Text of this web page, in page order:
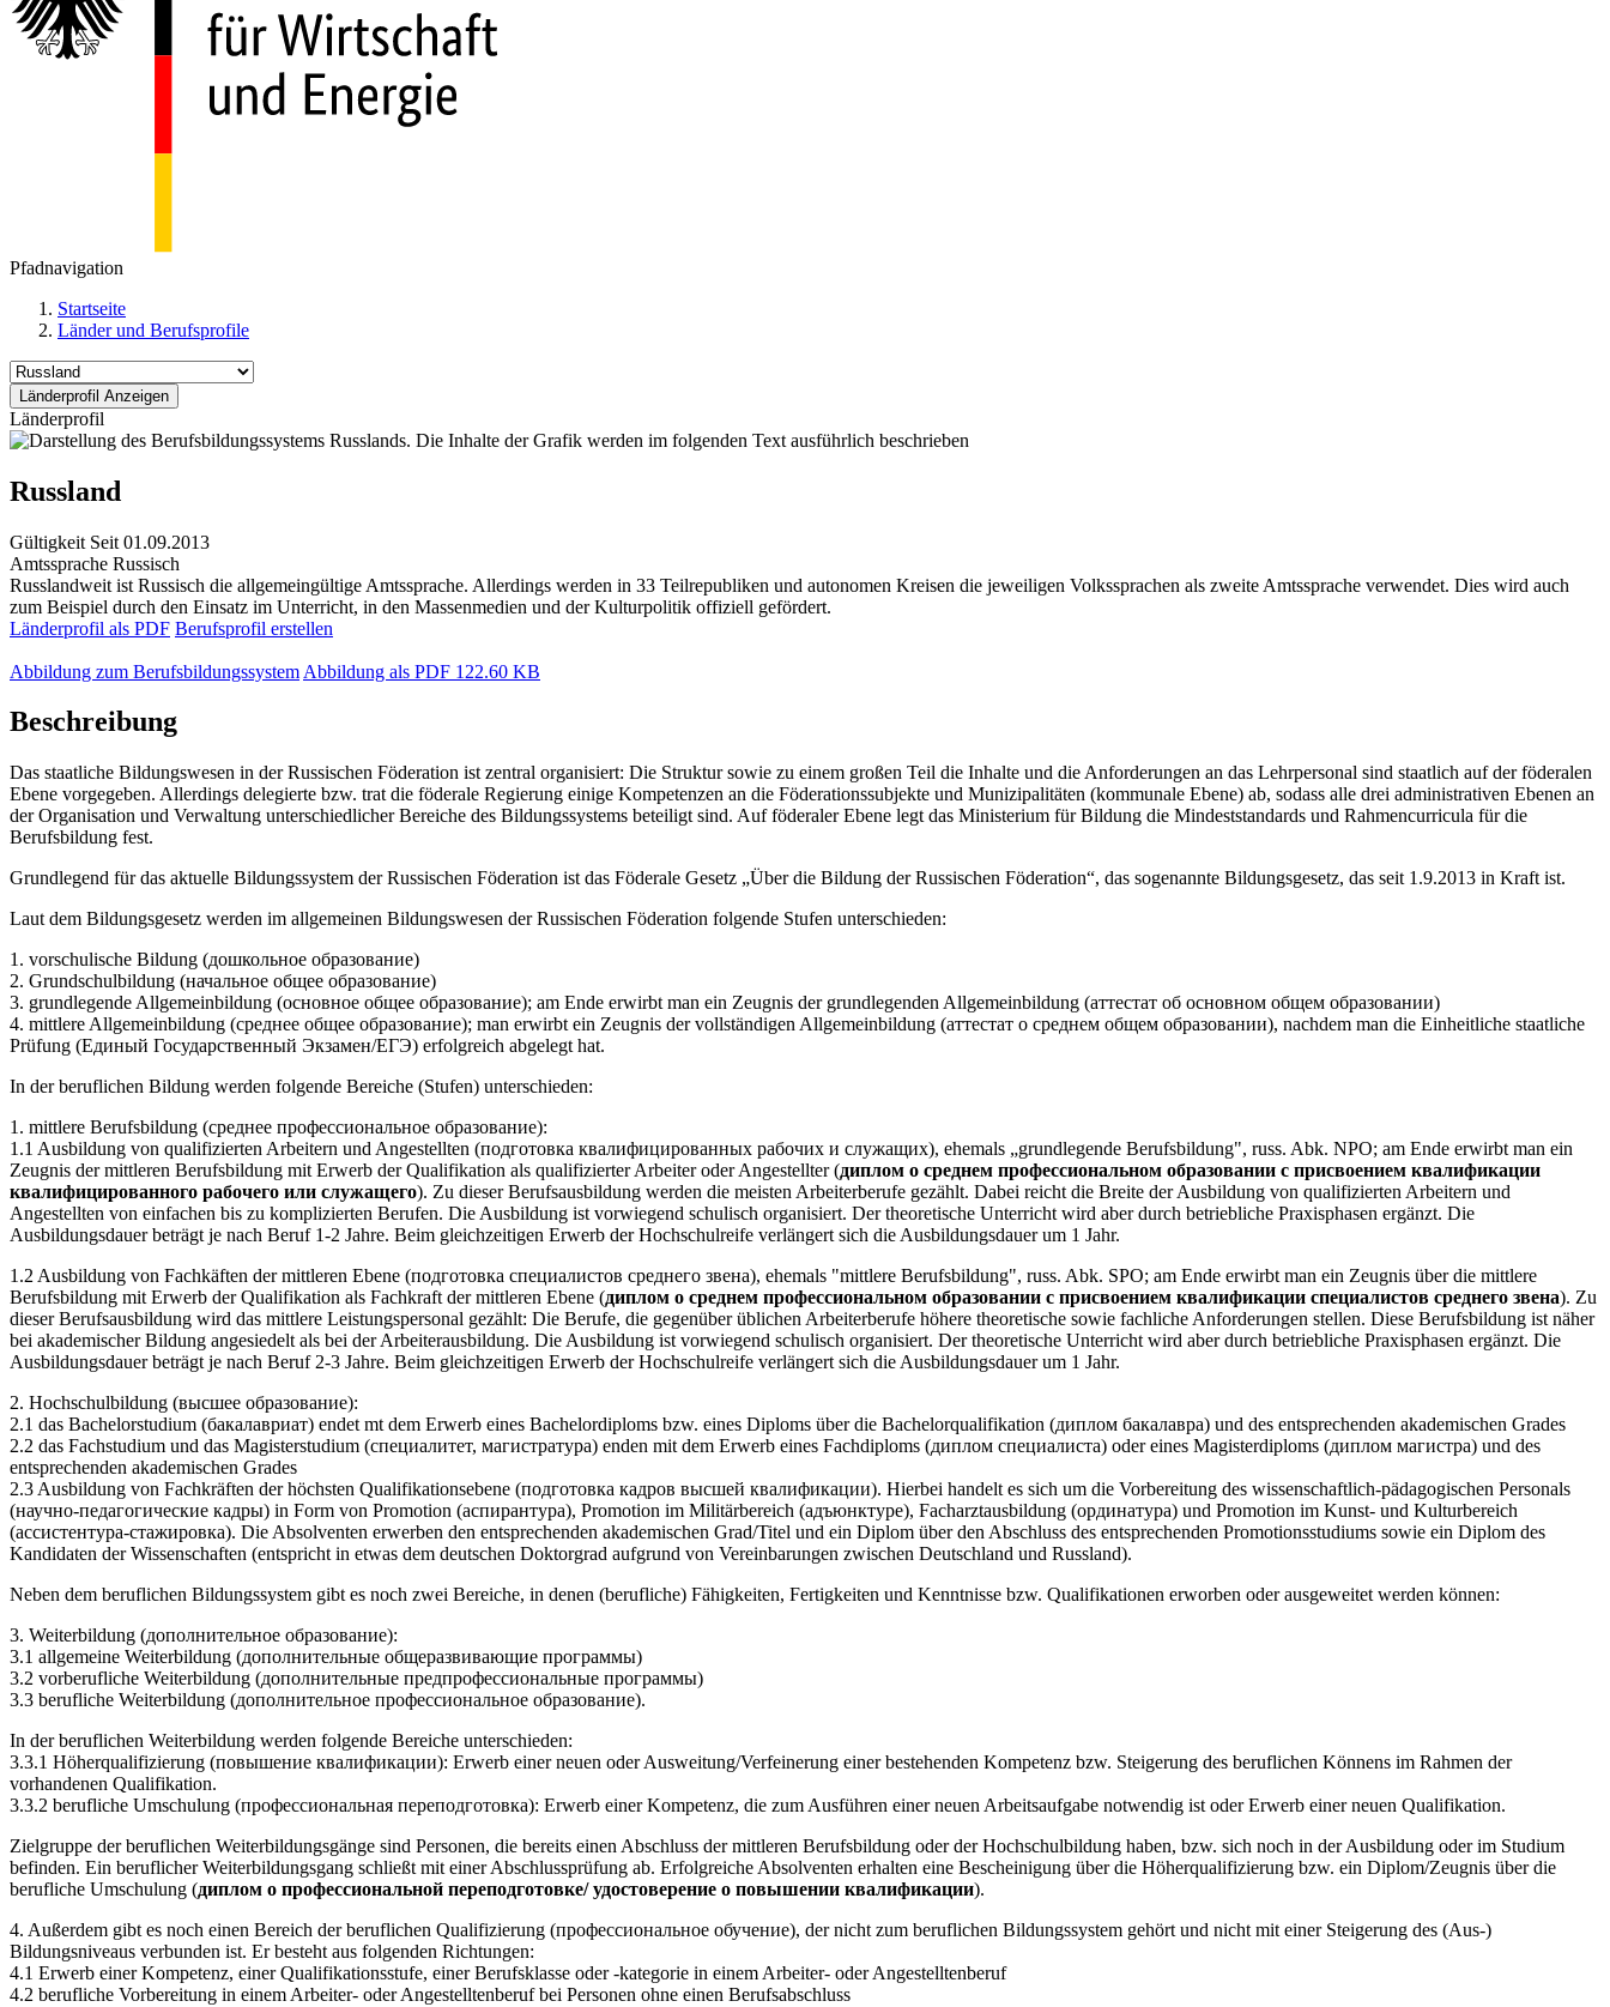
Pfadnavigation
Startseite
Länder und Berufsprofile
Länderprofil
Russland
Gültigkeit Seit 01.09.2013
Amtssprache Russisch
Russlandweit ist Russisch die allgemeingültige Amtssprache. Allerdings werden in 33 Teilrepubliken und autonomen Kreisen die jeweiligen Volkssprachen als zweite Amtssprache verwendet. Dies wird auch
zum Beispiel durch den Einsatz im Unterricht, in den Massenmedien und der Kulturpolitik offiziell gefördert.
Länderprofil als PDF Berufsprofil erstellen
Abbildung zum Berufsbildungssystem Abbildung als PDF 122.60 KB
Beschreibung
Das staatliche Bildungswesen in der Russischen Föderation ist zentral organisiert: Die Struktur sowie zu einem großen Teil die Inhalte und die Anforderungen an das Lehrpersonal sind staatlich auf der föderalen
Ebene vorgegeben. Allerdings delegierte bzw. trat die föderale Regierung einige Kompetenzen an die Föderationssubjekte und Munizipalitäten (kommunale Ebene) ab, sodass alle drei administrativen Ebenen an
der Organisation und Verwaltung unterschiedlicher Bereiche des Bildungssystems beteiligt sind. Auf föderaler Ebene legt das Ministerium für Bildung die Mindeststandards und Rahmencurricula für die
Berufsbildung fest.
Grundlegend für das aktuelle Bildungssystem der Russischen Föderation ist das Föderale Gesetz „Über die Bildung der Russischen Föderation“, das sogenannte Bildungsgesetz, das seit 1.9.2013 in Kraft ist.
Laut dem Bildungsgesetz werden im allgemeinen Bildungswesen der Russischen Föderation folgende Stufen unterschieden:
1. vorschulische Bildung (дошкольное образование)
2. Grundschulbildung (начальное общее образование)
3. grundlegende Allgemeinbildung (основное общее образование); am Ende erwirbt man ein Zeugnis der grundlegenden Allgemeinbildung (аттестат об основном общем образовании)
4. mittlere Allgemeinbildung (среднее общее образование); man erwirbt ein Zeugnis der vollständigen Allgemeinbildung (аттестат о среднем общем образовании), nachdem man die Einheitliche staatliche
Prüfung (Единый Государственный Экзамен/ЕГЭ) erfolgreich abgelegt hat.
In der beruflichen Bildung werden folgende Bereiche (Stufen) unterschieden:
1. mittlere Berufsbildung (среднее профессиональное образование):
1.1 Ausbildung von qualifizierten Arbeitern und Angestellten (подготовка квалифицированных рабочих и служащих), ehemals „grundlegende Berufsbildung", russ. Abk. NPO; am Ende erwirbt man ein
Zeugnis der mittleren Berufsbildung mit Erwerb der Qualifikation als qualifizierter Arbeiter oder Angestellter (диплом о среднем профессиональном образовании с присвоением квалификации
квалифицированного рабочего или служащего). Zu dieser Berufsausbildung werden die meisten Arbeiterberufe gezählt. Dabei reicht die Breite der Ausbildung von qualifizierten Arbeitern und
Angestellten von einfachen bis zu komplizierten Berufen. Die Ausbildung ist vorwiegend schulisch organisiert. Der theoretische Unterricht wird aber durch betriebliche Praxisphasen ergänzt. Die
Ausbildungsdauer beträgt je nach Beruf 1-2 Jahre. Beim gleichzeitigen Erwerb der Hochschulreife verlängert sich die Ausbildungsdauer um 1 Jahr.
1.2 Ausbildung von Fachkäften der mittleren Ebene (подготовка специалистов среднего звена), ehemals "mittlere Berufsbildung", russ. Abk. SPO; am Ende erwirbt man ein Zeugnis über die mittlere
Berufsbildung mit Erwerb der Qualifikation als Fachkraft der mittleren Ebene (диплом о среднем профессиональном образовании с присвоением квалификации специалистов среднего звена). Zu
dieser Berufsausbildung wird das mittlere Leistungspersonal gezählt: Die Berufe, die gegenüber üblichen Arbeiterberufe höhere theoretische sowie fachliche Anforderungen stellen. Diese Berufsbildung ist näher
bei akademischer Bildung angesiedelt als bei der Arbeiterausbildung. Die Ausbildung ist vorwiegend schulisch organisiert. Der theoretische Unterricht wird aber durch betriebliche Praxisphasen ergänzt. Die
Ausbildungsdauer beträgt je nach Beruf 2-3 Jahre. Beim gleichzeitigen Erwerb der Hochschulreife verlängert sich die Ausbildungsdauer um 1 Jahr.
2. Hochschulbildung (высшее образование):
2.1 das Bachelorstudium (бакалавриат) endet mt dem Erwerb eines Bachelordiploms bzw. eines Diploms über die Bachelorqualifikation (диплом бакалавра) und des entsprechenden akademischen Grades
2.2 das Fachstudium und das Magisterstudium (специалитет, магистратура) enden mit dem Erwerb eines Fachdiploms (диплом специалиста) oder eines Magisterdiploms (диплом магистра) und des
entsprechenden akademischen Grades
2.3 Ausbildung von Fachkräften der höchsten Qualifikationsebene (подготовка кадров высшей квалификации). Hierbei handelt es sich um die Vorbereitung des wissenschaftlich-pädagogischen Personals
(научно-педагогические кадры) in Form von Promotion (аспирантура), Promotion im Militärbereich (адъюнктуре), Facharztausbildung (ординатура) und Promotion im Kunst- und Kulturbereich
(ассистентура-стажировка). Die Absolventen erwerben den entsprechenden akademischen Grad/Titel und ein Diplom über den Abschluss des entsprechenden Promotionsstudiums sowie ein Diplom des
Kandidaten der Wissenschaften (entspricht in etwas dem deutschen Doktorgrad aufgrund von Vereinbarungen zwischen Deutschland und Russland).
Neben dem beruflichen Bildungssystem gibt es noch zwei Bereiche, in denen (berufliche) Fähigkeiten, Fertigkeiten und Kenntnisse bzw. Qualifikationen erworben oder ausgeweitet werden können:
3. Weiterbildung (дополнительное образование):
3.1 allgemeine Weiterbildung (дополнительные общеразвивающие программы)
3.2 vorberufliche Weiterbildung (дополнительные предпрофессиональные программы)
3.3 berufliche Weiterbildung (дополнительное профессиональное образование).
In der beruflichen Weiterbildung werden folgende Bereiche unterschieden:
3.3.1 Höherqualifizierung (повышение квалификации): Erwerb einer neuen oder Ausweitung/Verfeinerung einer bestehenden Kompetenz bzw. Steigerung des beruflichen Könnens im Rahmen der
vorhandenen Qualifikation.
3.3.2 berufliche Umschulung (профессиональная переподготовка): Erwerb einer Kompetenz, die zum Ausführen einer neuen Arbeitsaufgabe notwendig ist oder Erwerb einer neuen Qualifikation.
Zielgruppe der beruflichen Weiterbildungsgänge sind Personen, die bereits einen Abschluss der mittleren Berufsbildung oder der Hochschulbildung haben, bzw. sich noch in der Ausbildung oder im Studium
befinden. Ein beruflicher Weiterbildungsgang schließt mit einer Abschlussprüfung ab. Erfolgreiche Absolventen erhalten eine Bescheinigung über die Höherqualifizierung bzw. ein Diplom/Zeugnis über die
berufliche Umschulung (диплом о профессиональной переподготовке/ удостоверение о повышении квалификации).
4. Außerdem gibt es noch einen Bereich der beruflichen Qualifizierung (профессиональное обучение), der nicht zum beruflichen Bildungssystem gehört und nicht mit einer Steigerung des (Aus-)
Bildungsniveaus verbunden ist. Er besteht aus folgenden Richtungen:
4.1 Erwerb einer Kompetenz, einer Qualifikationsstufe, einer Berufsklasse oder -kategorie in einem Arbeiter- oder Angestelltenberuf
4.2 berufliche Vorbereitung in einem Arbeiter- oder Angestelltenberuf bei Personen ohne einen Berufsabschluss